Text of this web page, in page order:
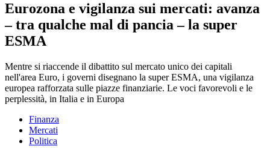
Eurozona e vigilanza sui mercati: avanza
– tra qualche mal di pancia – la super
ESMA
Mentre si riaccende il dibattito sul mercato unico dei capitali
nell'area Euro, i governi disegnano la super ESMA, una vigilanza
europea rafforzata sulle piazze finanziarie. Le voci favorevoli e le
perplessità, in Italia e in Europa
Finanza
Mercati
Politica